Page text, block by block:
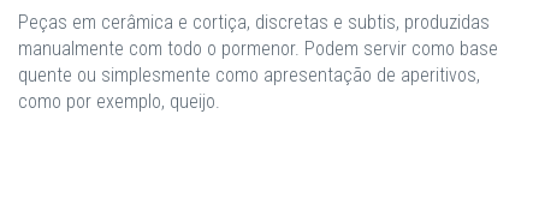
Peças em cerâmica e cortiça, discretas e subtis, produzidas
manualmente com todo o pormenor. Podem servir como base
quente ou simplesmente como apresentação de aperitivos,
como por exemplo, queijo.